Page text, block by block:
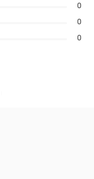
0
0
0